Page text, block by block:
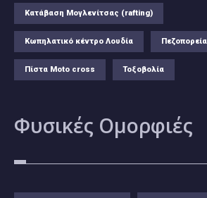
Κατάβαση Μογλενίτσας (rafting)
Κωπηλατικό κέντρο Λουδία
Πίστα Moto cross Τοξοβολία
Φυσικές Ομορφιές